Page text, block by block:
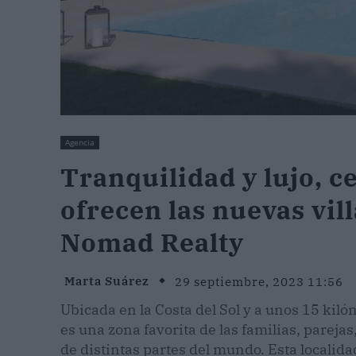
Agencia
Tranquilidad y lujo,
ofrecen las nuevas
Nomad Realty
Marta Suárez 29 septiembre, 2023 11:56
Ubicada en la Costa del Sol y a unos 15
es una zona favorita de las familias,
de distintas partes del mundo. Esta